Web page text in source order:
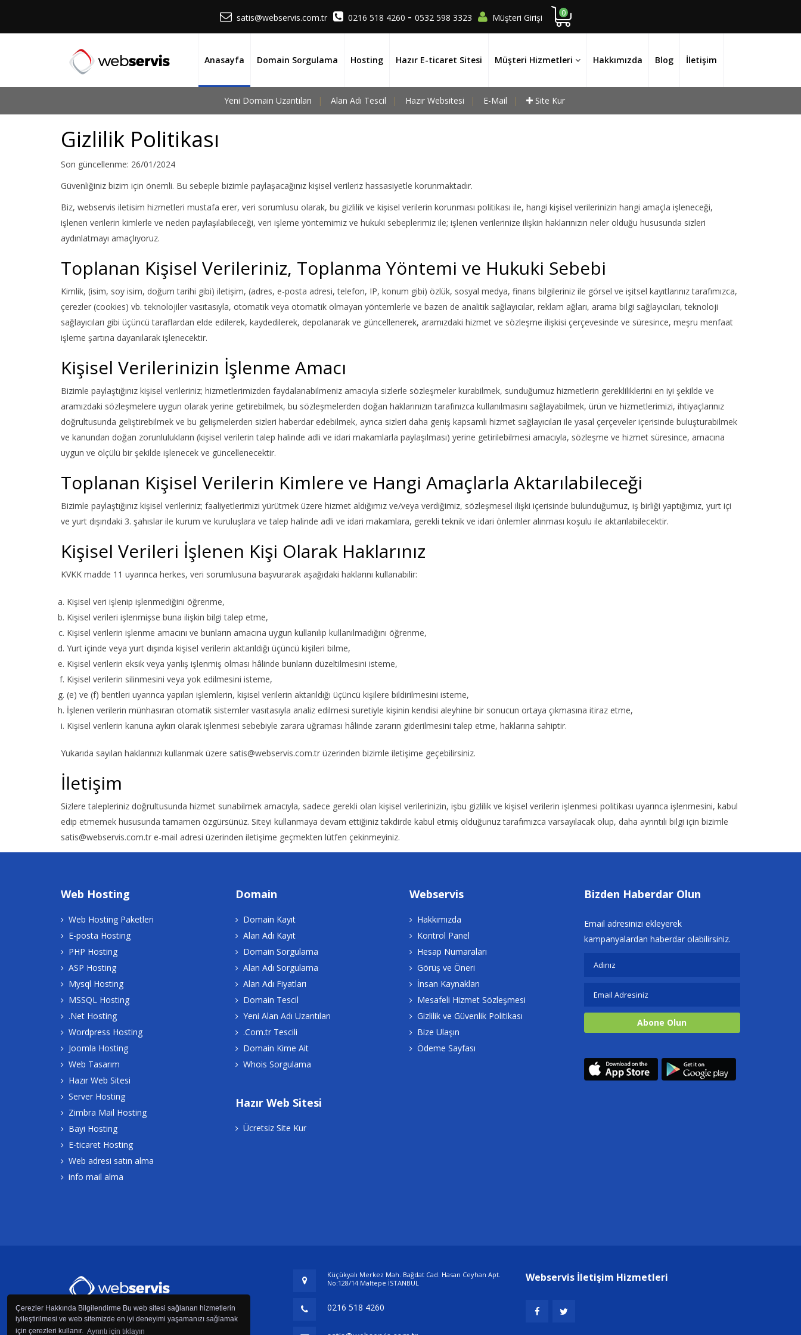
Çerezler Hakkında Bilgilendirme Bu web sitesi sağlanan hizmetlerin
iyileştirilmesi ve web sitemizde en iyi deneyimi yaşamanızı sağlamak
için çerezleri kullanır. Ayrıntı için tıklayın
satis@webservis.com.tr 0216 518 4260 - 0532 598 3323 Müşteri Girişi 0
Anasayfa Domain Sorgulama Hosting Hazır E-ticaret Sitesi Müşteri Hizmetleri Hakkımızda Blog İletişim
Yeni Domain Uzantıları Alan Adı Tescil Hazır Websitesi E-Mail Site Kur
Gizlilik Politikası
Son güncellenme: 26/01/2024
Güvenliğiniz bizim için önemli. Bu sebeple bizimle paylaşacağınız kişisel verileriz hassasiyetle korunmaktadır.
Biz, webservis iletisim hizmetleri mustafa erer, veri sorumlusu olarak, bu gizlilik ve kişisel verilerin korunması politikası ile, hangi kişisel verilerinizin hangi amaçla işleneceği,
işlenen verilerin kimlerle ve neden paylaşılabileceği, veri işleme yöntemimiz ve hukuki sebeplerimiz ile; işlenen verilerinize ilişkin haklarınızın neler olduğu hususunda sizleri
aydınlatmayı amaçlıyoruz.
Toplanan Kişisel Verileriniz, Toplanma Yöntemi ve Hukuki Sebebi
Kimlik, (isim, soy isim, doğum tarihi gibi) iletişim, (adres, e-posta adresi, telefon, IP, konum gibi) özlük, sosyal medya, finans bilgileriniz ile görsel ve işitsel kayıtlarınız tarafımızca,
çerezler (cookies) vb. teknolojiler vasıtasıyla, otomatik veya otomatik olmayan yöntemlerle ve bazen de analitik sağlayıcılar, reklam ağları, arama bilgi sağlayıcıları, teknoloji
sağlayıcıları gibi üçüncü taraflardan elde edilerek, kaydedilerek, depolanarak ve güncellenerek, aramızdaki hizmet ve sözleşme ilişkisi çerçevesinde ve süresince, meşru menfaat
işleme şartına dayanılarak işlenecektir.
Kişisel Verilerinizin İşlenme Amacı
Bizimle paylaştığınız kişisel verileriniz; hizmetlerimizden faydalanabilmeniz amacıyla sizlerle sözleşmeler kurabilmek, sunduğumuz hizmetlerin gerekliliklerini en iyi şekilde ve
aramızdaki sözleşmelere uygun olarak yerine getirebilmek, bu sözleşmelerden doğan haklarınızın tarafınızca kullanılmasını sağlayabilmek, ürün ve hizmetlerimizi, ihtiyaçlarınız
doğrultusunda geliştirebilmek ve bu gelişmelerden sizleri haberdar edebilmek, ayrıca sizleri daha geniş kapsamlı hizmet sağlayıcıları ile yasal çerçeveler içerisinde buluşturabilmek
ve kanundan doğan zorunlulukların (kişisel verilerin talep halinde adli ve idari makamlarla paylaşılması) yerine getirilebilmesi amacıyla, sözleşme ve hizmet süresince, amacına
uygun ve ölçülü bir şekilde işlenecek ve güncellenecektir.
Toplanan Kişisel Verilerin Kimlere ve Hangi Amaçlarla Aktarılabileceği
Bizimle paylaştığınız kişisel verileriniz; faaliyetlerimizi yürütmek üzere hizmet aldığımız ve/veya verdiğimiz, sözleşmesel ilişki içerisinde bulunduğumuz, iş birliği yaptığımız, yurt içi
ve yurt dışındaki 3. şahıslar ile kurum ve kuruluşlara ve talep halinde adli ve idari makamlara, gerekli teknik ve idari önlemler alınması koşulu ile aktarılabilecektir.
Kişisel Verileri İşlenen Kişi Olarak Haklarınız
KVKK madde 11 uyarınca herkes, veri sorumlusuna başvurarak aşağıdaki haklarını kullanabilir:
Kişisel veri işlenip işlenmediğini öğrenme,
Kişisel verileri işlenmişse buna ilişkin bilgi talep etme,
Kişisel verilerin işlenme amacını ve bunların amacına uygun kullanılıp kullanılmadığını öğrenme,
Yurt içinde veya yurt dışında kişisel verilerin aktarıldığı üçüncü kişileri bilme,
Kişisel verilerin eksik veya yanlış işlenmiş olması hâlinde bunların düzeltilmesini isteme,
Kişisel verilerin silinmesini veya yok edilmesini isteme,
(e) ve (f) bentleri uyarınca yapılan işlemlerin, kişisel verilerin aktarıldığı üçüncü kişilere bildirilmesini isteme,
İşlenen verilerin münhasıran otomatik sistemler vasıtasıyla analiz edilmesi suretiyle kişinin kendisi aleyhine bir sonucun ortaya çıkmasına itiraz etme,
Kişisel verilerin kanuna aykırı olarak işlenmesi sebebiyle zarara uğraması hâlinde zararın giderilmesini talep etme, haklarına sahiptir.
Yukarıda sayılan haklarınızı kullanmak üzere satis@webservis.com.tr üzerinden bizimle iletişime geçebilirsiniz.
İletişim
Sizlere talepleriniz doğrultusunda hizmet sunabilmek amacıyla, sadece gerekli olan kişisel verilerinizin, işbu gizlilik ve kişisel verilerin işlenmesi politikası uyarınca işlenmesini, kabul
edip etmemek hususunda tamamen özgürsünüz. Siteyi kullanmaya devam ettiğiniz takdirde kabul etmiş olduğunuz tarafımızca varsayılacak olup, daha ayrıntılı bilgi için bizimle
satis@webservis.com.tr e-mail adresi üzerinden iletişime geçmekten lütfen çekinmeyiniz.
Web Hosting
Web Hosting Paketleri
E-posta Hosting
PHP Hosting
ASP Hosting
Mysql Hosting
MSSQL Hosting
.Net Hosting
Wordpress Hosting
Joomla Hosting
Web Tasarım
Hazır Web Sitesi
Server Hosting
Zimbra Mail Hosting
Bayi Hosting
E-ticaret Hosting
Web adresi satın alma
info mail alma
Domain
Domain Kayıt
Alan Adı Kayıt
Domain Sorgulama
Alan Adı Sorgulama
Alan Adı Fiyatları
Domain Tescil
Yeni Alan Adı Uzantıları
.Com.tr Tescili
Domain Kime Ait
Whois Sorgulama
Hazır Web Sitesi
Ücretsiz Site Kur
Webservis
Hakkımızda
Kontrol Panel
Hesap Numaraları
Görüş ve Öneri
İnsan Kaynakları
Mesafeli Hizmet Sözleşmesi
Gizlilik ve Güvenlik Politikası
Bize Ulaşın
Ödeme Sayfası
Bizden Haberdar Olun
Email adresinizi ekleyerek
kampanyalardan haberdar olabilirsiniz.
Abone Olun
Anasayfa·Domain ·Web Hosting· ·İletişim
Küçükyalı Merkez Mah. Bağdat Cad. Hasan Ceyhan Apt.
No:128/14 Maltepe İSTANBUL
0216 518 4260
Webservis İletişim Hizmetleri